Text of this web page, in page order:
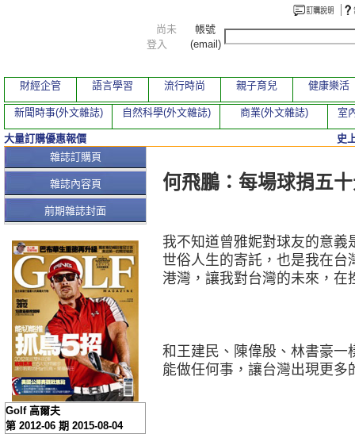
本期文章
何飛鵬：每場球捐五
我不知道曾雅妮對球友的意
世俗人生的寄託，也是我在
港灣，讓我對台灣的未來，在
和王建民、陳偉殷、林書豪一
能做任何事，讓台灣出現更
雜誌訂購頁
雜誌內容頁
前期雜誌封面
Golf 高爾夫
第 2012-06 期 2015-08-04
尚未
登入
帳號
(email)
財經企管 語言學習 流行時尚 親子育兒 健康樂活
新聞時事(外文雜誌) 自然科學(外文雜誌) 商業(外文雜誌) 室
大量訂購優惠報價 史